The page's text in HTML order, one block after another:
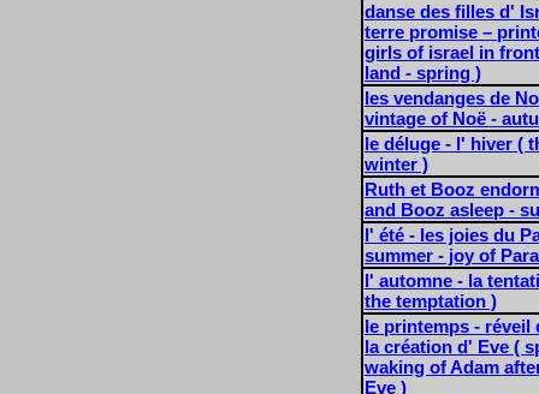
danse des filles d'
terre promise –
girls of israel in
land - spring )
les vendanges de
vintage of Noë -
le déluge - l' hiver (
winter )
Ruth et Booz
and Booz asleep -
l' été - les joies du
summer - joy of
l' automne - la
the temptation )
le printemps - réveil
la création d' Eve (
waking of Adam
Eve )